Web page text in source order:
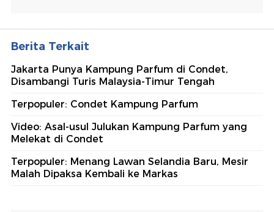
Berita Terkait
Jakarta Punya Kampung Parfum di Condet,
Disambangi Turis Malaysia-Timur Tengah
Terpopuler: Condet Kampung Parfum
Video: Asal-usul Julukan Kampung Parfum yang
Melekat di Condet
Terpopuler: Menang Lawan Selandia Baru, Mesir
Malah Dipaksa Kembali ke Markas